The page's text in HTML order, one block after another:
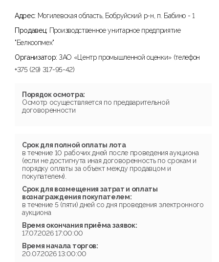
Адрес: Могилевская область, Бобруйский р-н, п. Бабино - 1
Продавец: Производственное унитарное предприятие
"Белкоопмех"
Организатор: ЗАО «Центр промышленной оценки» (телефон
+375 (29) 317-95-42)
Порядок осмотра:
Осмотр осуществляется по предварительной
договоренности
Срок для полной оплаты лота
в течение 10 рабочих дней после проведения аукциона
(если не достигнута иная договоренность по срокам и
порядку оплаты за объект между продавцом и
покупателем).
Срок для возмещения затрат и оплаты
вознаграждения покупателем:
в течение 5 (пяти) дней со дня проведения электронного
аукциона
Время окончания приёма заявок:
17.07.2026 17:00:00
Время начала торгов:
20.07.2026 13:00:00